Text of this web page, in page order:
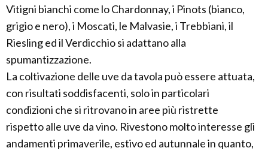
Vitigni bianchi come lo Chardonnay, i Pinots (bianco,
grigio e nero), i Moscati, le Malvasie, i Trebbiani, il
Riesling ed il Verdicchio si adattano alla
spumantizzazione.
La coltivazione delle uve da tavola può essere attuata,
con risultati soddisfacenti, solo in particolari
condizioni che si ritrovano in aree più ristrette
rispetto alle uve da vino. Rivestono molto interesse gli
andamenti primaverile, estivo ed autunnale in quanto,